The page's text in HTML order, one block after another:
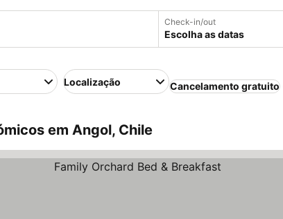
Check-in/out
Escolha as datas
Localização Cancelamento gratuito
em Angol, Chile